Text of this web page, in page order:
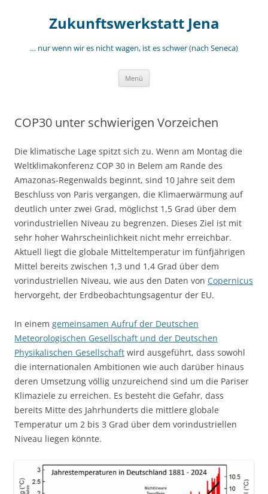
springenZukunftswerkstatt Jena
… nur wenn wir es nicht wagen, ist es schwer (nach Seneca)
Menü
COP30 unter schwierigen Vorzeichen
Die klimatische Lage spitzt sich zu. Wenn am Montag die
Weltklimakonferenz COP 30 in Belem am Rande des
Amazonas-Regenwalds beginnt, sind 10 Jahre seit dem
Beschluss von Paris vergangen, die Klimaerwärmung auf
deutlich unter zwei Grad, möglichst 1,5 Grad über dem
vorindustriellen Niveau zu begrenzen. Dieses Ziel ist mit
sehr hoher Wahrscheinlichkeit nicht mehr erreichbar.
Aktuell liegt die globale Mitteltemperatur im fünfjährigen
Mittel bereits zwischen 1,3 und 1,4 Grad über dem
vorindustriellen Niveau, wie aus den Daten von Copernicus
hervorgeht, der Erdbeobachtungsagentur der EU.
In einem gemeinsamen Aufruf der Deutschen
Meteorologischen Gesellschaft und der Deutschen
Physikalischen Gesellschaft wird ausgeführt, dass sowohl
die internationalen Ambitionen wie auch darüber hinaus
deren Umsetzung völlig unzureichend sind um die Pariser
Klimaziele zu erreichen. Es besteht die Gefahr, dass
bereits Mitte des Jahrhunderts die mittlere globale
Temperatur um 2 bis 3 Grad über dem vorindustriellen
Niveau liegen könnte.